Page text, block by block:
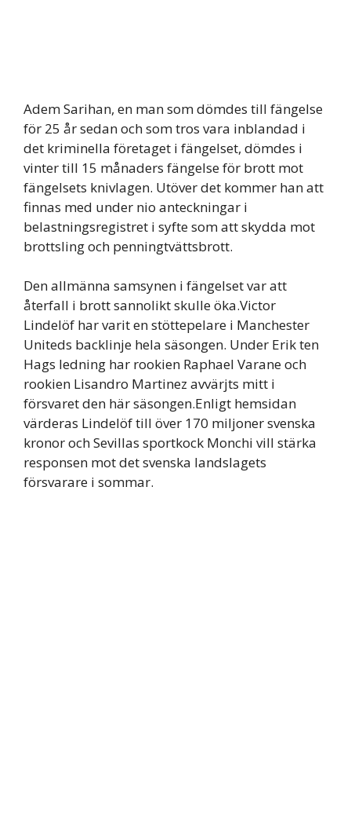
Adem Sarihan, en man som dömdes till fängelse
för 25 år sedan och som tros vara inblandad i
det kriminella företaget i fängelset, dömdes i
vinter till 15 månaders fängelse för brott mot
fängelsets knivlagen. Utöver det kommer han att
finnas med under nio anteckningar i
belastningsregistret i syfte som att skydda mot
brottsling och penningtvättsbrott.
Den allmänna samsynen i fängelset var att
återfall i brott sannolikt skulle öka.Victor
Lindelöf har varit en stöttepelare i Manchester
Uniteds backlinje hela säsongen. Under Erik ten
Hags ledning har rookien Raphael Varane och
rookien Lisandro Martinez avvärjts mitt i
försvaret den här säsongen.Enligt hemsidan
värderas Lindelöf till över 170 miljoner svenska
kronor och Sevillas sportkock Monchi vill stärka
responsen mot det svenska landslagets
försvarare i sommar.